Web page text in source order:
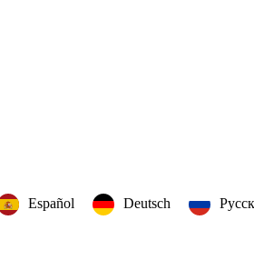
Español Deutsch